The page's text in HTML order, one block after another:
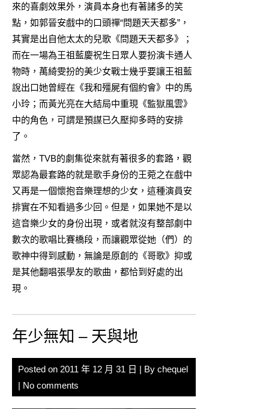
來的喜劇效果外，演員本身也有著諸多的笑
點，如郭晉安戲中的口頭禪“問題天天都多”，
其實是出自他太太的兒歌《問題天天都多》；
而在一場為王祖藍慶祝生日眾人要扮演卡通人
物時，萬綺雯扮的美少女戰士幾乎要讓王祖藍
說出口她曾經在《我和殭屍有個約會》中的馬
小玲；而黃光亮在大結局中重現《監獄風雲》
中的角色，可謂是預謀已久壓抑多時的安排
了。
當然，TVB的劇集從來就有著很多的套路，觀
眾認為最套路的就是歌手身份的王菀之在戲中
又再是一個懷抱音樂理想的少女，這種演員安
排實在不知看過多少回。但是，如果她不是以
這音樂少女的身份出現，或者就沒有整部劇中
數次的歌唱比賽橋段，而讓觀眾從她（們）的
歌神中得到感動，無論是原創的《哥歌》抑或
是其他翻唱張學友的歌曲，都恰到好處的出
現。
年少無知 – 天與地
Posted on 2011 年 12 月 31 日 | By chequel
| No comments